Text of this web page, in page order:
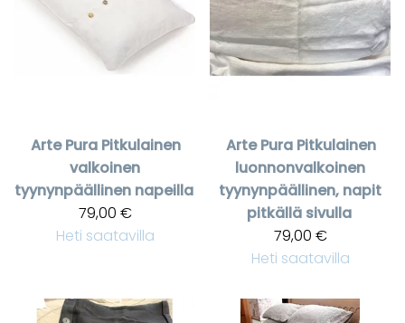
Arte Pura Pitkulainen
valkoinen
tyynynpäällinen napeilla
79,00 €
Heti saatavilla
Arte Pura Pitkulainen
luonnonvalkoinen
tyynynpäällinen, napit
pitkällä sivulla
79,00 €
Heti saatavilla